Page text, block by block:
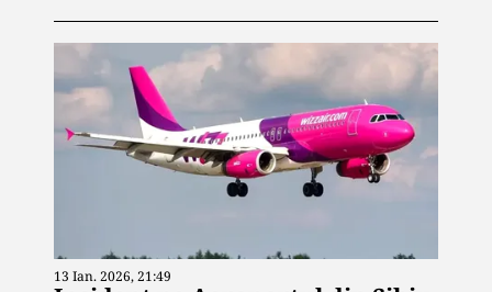
13 Ian. 2026, 21:49